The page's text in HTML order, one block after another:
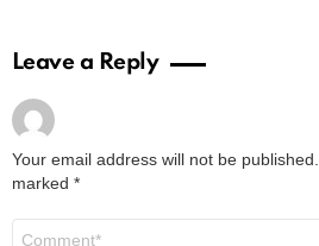
Leave a Reply
Your email address will not be published.
marked *